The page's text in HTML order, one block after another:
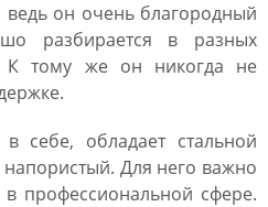
он очень благородный
разбирается в разных
К тому же он никогда не
себе, обладает стальной
Для него важно
профессиональной сфере.